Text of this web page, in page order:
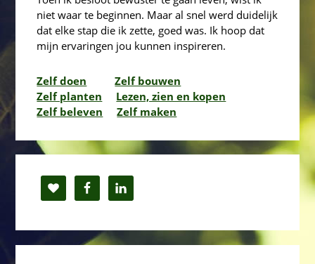
niet waar te beginnen. Maar al snel werd duidelijk
dat elke stap die ik zette, goed was. Ik hoop dat
mijn ervaringen jou kunnen inspireren.
Zelf doen
Zelf bouwen
Zelf planten
Lezen, zien en kopen
Zelf beleven
Zelf maken